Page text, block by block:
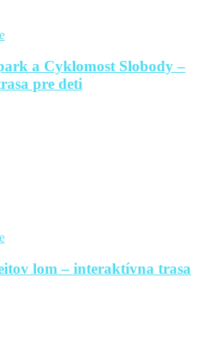
a Cyklomost Slobody –
pre deti
lom – interaktívna trasa